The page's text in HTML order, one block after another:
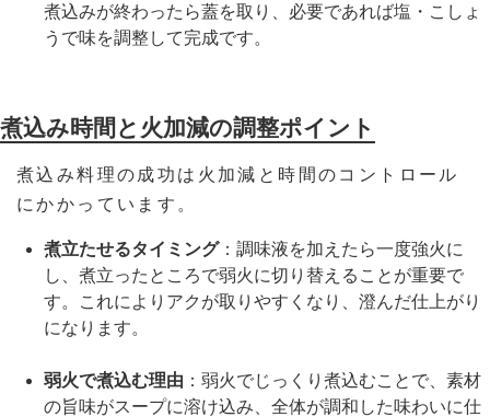
煮込みが終わったら蓋を取り、必要であれば塩・こしょ
うで味を調整して完成です。
煮込み時間と火加減の調整ポイント
煮込み料理の成功は火加減と時間のコントロール
にかかっています。
煮立たせるタイミング：調味液を加えたら一度強火に
し、煮立ったところで弱火に切り替えることが重要で
す。これによりアクが取りやすくなり、澄んだ仕上がり
になります。
弱火で煮込む理由 ：弱火でじっくり煮込むことで、素材
の旨味がスープに溶け込み、全体が調和した味わいに仕